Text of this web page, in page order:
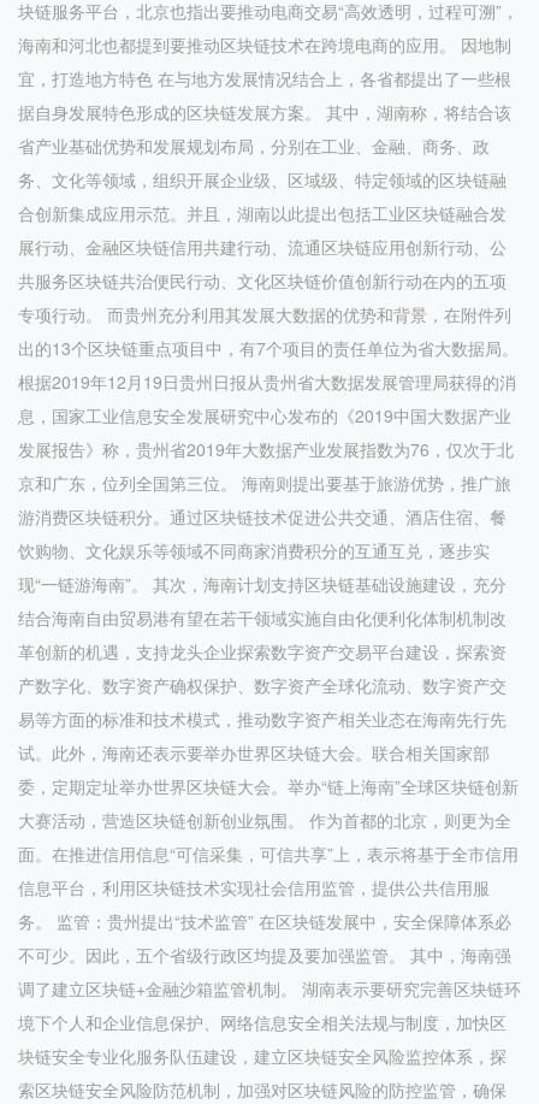
块链服务平台，北京也指出要推动电商交易“高效透明，过程可溯”，
海南和河北也都提到要推动区块链技术在跨境电商的应用。 因地制
宜，打造地方特色 在与地方发展情况结合上，各省都提出了一些根
据自身发展特色形成的区块链发展方案。 其中，湖南称，将结合该
省产业基础优势和发展规划布局，分别在工业、金融、商务、政
务、文化等领域，组织开展企业级、区域级、特定领域的区块链融
合创新集成应用示范。并且，湖南以此提出包括工业区块链融合发
展行动、金融区块链信用共建行动、流通区块链应用创新行动、公
共服务区块链共治便民行动、文化区块链价值创新行动在内的五项
专项行动。 而贵州充分利用其发展大数据的优势和背景，在附件列
出的13个区块链重点项目中，有7个项目的责任单位为省大数据局。
根据2019年12月19日贵州日报从贵州省大数据发展管理局获得的消
息，国家工业信息安全发展研究中心发布的《2019中国大数据产业
发展报告》称，贵州省2019年大数据产业发展指数为76，仅次于北
京和广东，位列全国第三位。 海南则提出要基于旅游优势，推广旅
游消费区块链积分。通过区块链技术促进公共交通、酒店住宿、餐
饮购物、文化娱乐等领域不同商家消费积分的互通互兑，逐步实
现“一链游海南”。 其次，海南计划支持区块链基础设施建设，充分
结合海南自由贸易港有望在若干领域实施自由化便利化体制机制改
革创新的机遇，支持龙头企业探索数字资产交易平台建设，探索资
产数字化、数字资产确权保护、数字资产全球化流动、数字资产交
易等方面的标准和技术模式，推动数字资产相关业态在海南先行先
试。此外，海南还表示要举办世界区块链大会。联合相关国家部
委，定期定址举办世界区块链大会。举办“链上海南”全球区块链创新
大赛活动，营造区块链创新创业氛围。 作为首都的北京，则更为全
面。在推进信用信息“可信采集，可信共享”上，表示将基于全市信用
信息平台，利用区块链技术实现社会信用监管，提供公共信用服
务。 监管：贵州提出“技术监管” 在区块链发展中，安全保障体系必
不可少。因此，五个省级行政区均提及要加强监管。 其中，海南强
调了建立区块链+金融沙箱监管机制。 湖南表示要研究完善区块链环
境下个人和企业信息保护、网络信息安全相关法规与制度，加快区
块链安全专业化服务队伍建设，建立区块链安全风险监控体系，探
索区块链安全风险防范机制，加强对区块链风险的防控监管，确保